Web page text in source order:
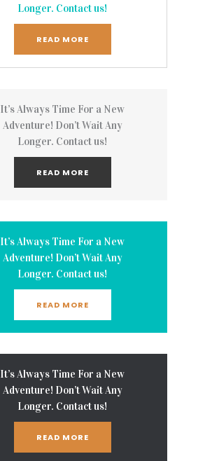
Longer. Contact us!
READ MORE
It’s Always Time For a New
Adventure! Don’t Wait Any
Longer. Contact us!
READ MORE
It’s Always Time For a New
Adventure! Don’t Wait Any
Longer. Contact us!
READ MORE
It’s Always Time For a New
Adventure! Don’t Wait Any
Longer. Contact us!
READ MORE